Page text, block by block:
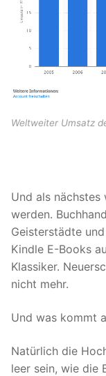
Weltweiter Umsatz
Und als
werden.
Geisterstädte
Kindle E-Books
Klassiker.
nicht mehr.
Und was kommt
Natürlich die
leer sein, wie die